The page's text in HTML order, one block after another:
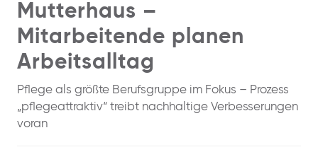
Mutterhaus –
Mitarbeitende planen
Arbeitsalltag
Pflege als größte Berufsgruppe im Fokus – Prozess
„pflegeattraktiv“ treibt nachhaltige Verbesserungen
voran